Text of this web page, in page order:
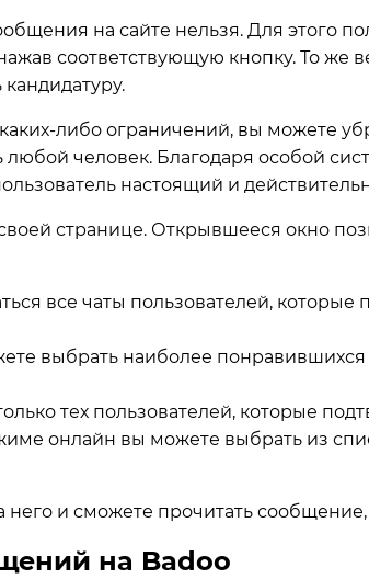
на сайте нельзя. Для этого
соответствующую кнопку. То же
либо ограничений, вы можете
человек. Благодаря особой
настоящий и
странице. Открывшееся окно
все чаты пользователей,
выбрать наиболее понравившихся
тех пользователей, которые
онлайн вы можете выбрать из
и сможете прочитать
на Badoo